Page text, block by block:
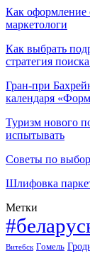
Как оформление
маркетологи
Как выбрать
стратегия
Гран-при
календаря
Туризм нового
испытывать
Советы по
Шлифовка
Метки
Витебск Гомель